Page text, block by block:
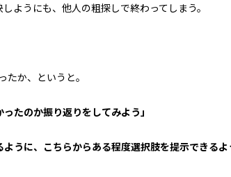
ようにも、 他人の粗探しで終わってしまう。
たか、というと。
たのか振り返りをしてみよう」
うに、こちらからある程度選択肢を提示できる